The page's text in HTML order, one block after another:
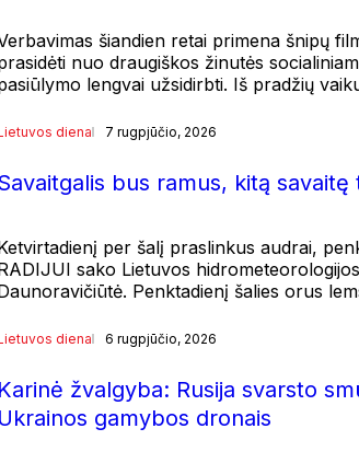
šiandien retai primena šnipų
nuo draugiškos žinutės
lengvai užsidirbti. Iš pradžių
diena 7 rugpjūčio, 2026
bus ramus, kitą
per šalį praslinkus audrai,
sako Lietuvos
Penktadienį šalies orus
diena 6 rugpjūčio, 2026
Karinė žvalgyba: Rusija svarsto
Ukrainos gamybos dronais